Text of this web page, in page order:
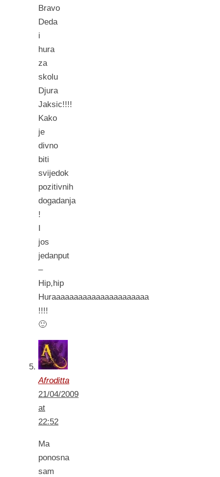
Bravo
Deda
i
hura
za
skolu
Djura
Jaksic!!!!
Kako
je
divno
biti
svijedok
pozitivnih
dogadanja
!
I
jos
jedanput
–
Hip,hip
Huraaaaaaaaaaaaaaaaaaaaaa
!!!!
🙂
Afroditta
21/04/2009
at
22:52
Ma
ponosna
sam